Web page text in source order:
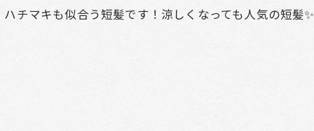
チマキも似合う短髪です！涼しくなっても人気の短髪✨